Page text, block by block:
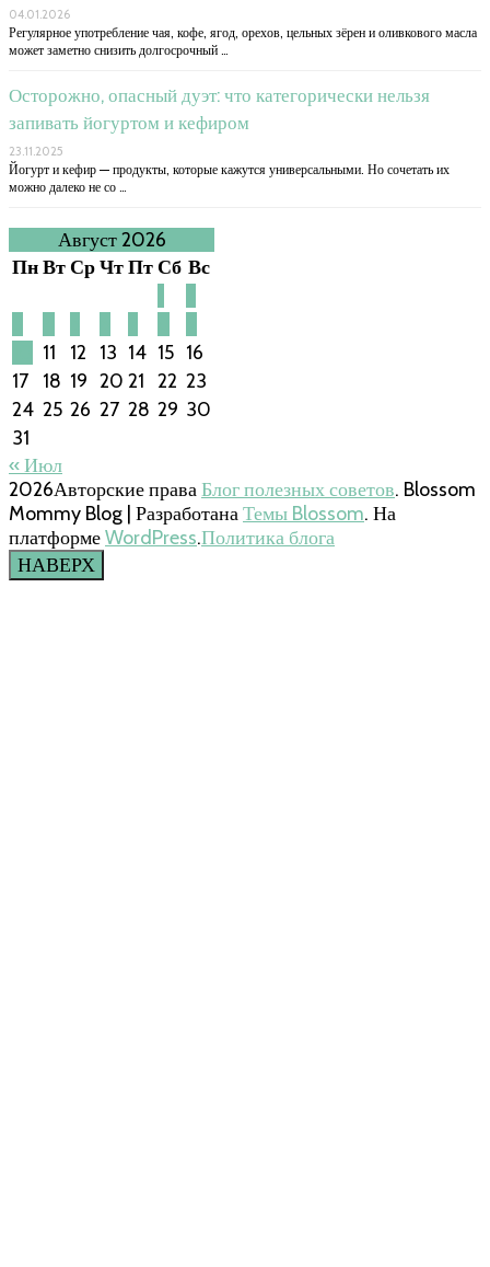
04.01.2026
Регулярное употребление чая, кофе, ягод, орехов, цельных зёрен и оливкового масла
может заметно снизить долгосрочный …
Осторожно, опасный дуэт: что категорически нельзя
запивать йогуртом и кефиром
23.11.2025
Йогурт и кефир — продукты, которые кажутся универсальными. Но сочетать их
можно далеко не со …
Август 2026
ПнВтСрЧтПтСб Вс
11 12 13 14 15 16
17
18 19 20 21 22 23
24 25 26 27 28 29 30
31
« Июл
2026Авторские праваБлог полезных советов. Blossom
Mommy Blog | РазработанаТемы Blossom. На
платформеWordPress.Политика блога
НАВЕРХ